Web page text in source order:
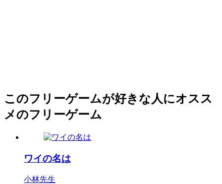
このフリーゲームが好きな人にオスス
メのフリーゲーム
ワイの名は
小林先生